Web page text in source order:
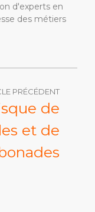
d'experts en
des métiers
PRÉCÉDENT
de
et de